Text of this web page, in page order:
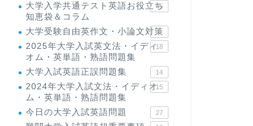
大学入学共通テスト英語お役立ち
知恵袋＆コラム
45
大学受験自由英作文・小論文対策
8
2025年大学入試英文法・イディ
オム・英単語・熟語問題集
18
大学入試英語正誤問題集 14
2024年大学入試文法・イディオ
ム・英単語・熟語問題集
15
今日の大学入試英語問題 27